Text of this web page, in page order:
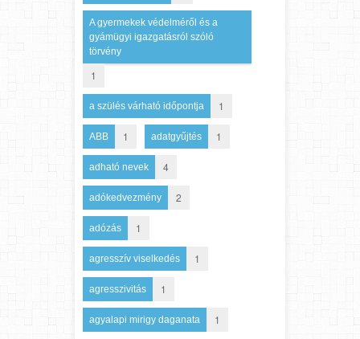
A gyermekek védelméről és a
gyámügyi igazgatásról szóló
törvény
1
a szülés várható időpontja 1
ABB 1 adatgyűjtés 1
adható nevek 4
adókedvezmény 2
adózás 1
agresszív viselkedés 1
agresszivitás 1
agyalapi mirigy daganata 1